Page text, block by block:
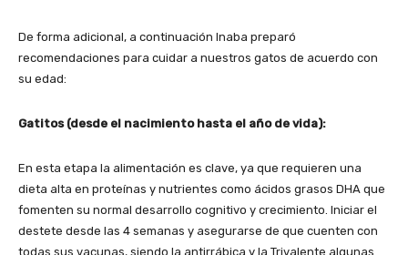
De forma adicional, a continuación Inaba preparó
recomendaciones para cuidar a nuestros gatos de acuerdo con
su edad:
Gatitos (desde el nacimiento hasta el año de vida):
En esta etapa la alimentación es clave, ya que requieren una
dieta alta en proteínas y nutrientes como ácidos grasos DHA que
fomenten su normal desarrollo cognitivo y crecimiento. Iniciar el
destete desde las 4 semanas y asegurarse de que cuenten con
todas sus vacunas, siendo la antirrábica y la Trivalente algunas